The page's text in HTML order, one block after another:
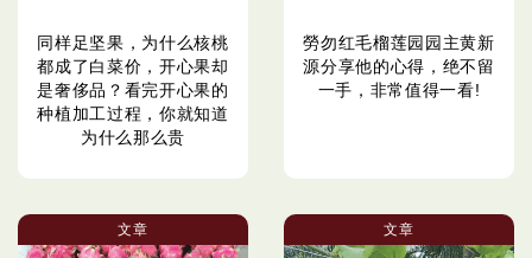
同样足坚果，为什么核桃
都成了白菜价，开心果却
是奢侈品？看完开心果的
种植加工过程，你就知道
为什么那么贵
勞勿红毛榴莲园园主黄新
源分享他的心得，绝不留
一手，非常值得一看!
文章 文章